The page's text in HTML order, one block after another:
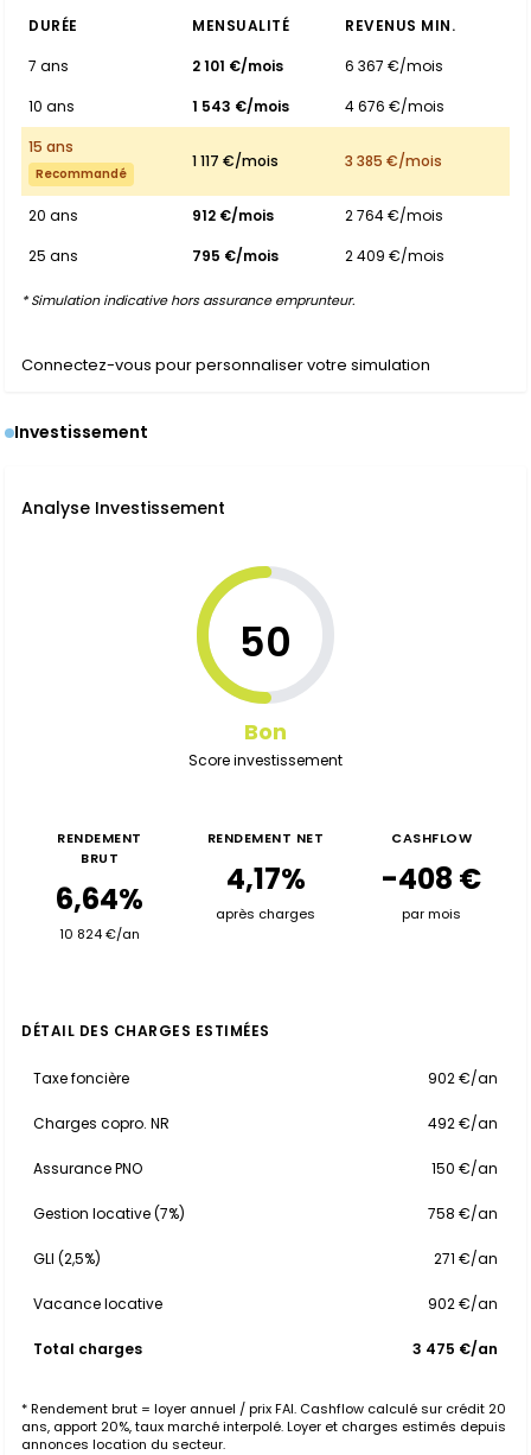
DURÉE MENSUALITÉ
REVENUS MIN.
7 ans
2 101 €/mois
6 367 €/mois
10 ans
1 543 €/mois
4 676 €/mois
15 ans
Recommandé
1 117 €/mois 3 385 €/mois
20 ans 912 €/mois
2 764 €/mois
25 ans
795 €/mois 2 409 €/mois
* Simulation indicative hors assurance emprunteur.
Connectez-vous pour personnaliser votre simulation
Investissement
Analyse Investissement
50
Bon
Score investissement
RENDEMENT
BRUT
6,64%
10 824 €/an
RENDEMENT NET
4,17%
après charges
CASHFLOW
-408 €
par mois
DÉTAIL DES CHARGES ESTIMÉES
Taxe foncière 902 €/an
Charges copro. NR 492 €/an
Assurance PNO 150 €/an
Gestion locative (7%) 758 €/an
GLI (2,5%) 271 €/an
Vacance locative 902 €/an
Total charges 3 475 €/an
* Rendement brut = loyer annuel / prix FAI. Cashflow calculé sur crédit 20
ans, apport 20%, taux marché interpolé. Loyer et charges estimés depuis
annonces location du secteur.